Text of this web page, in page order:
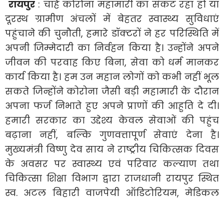
रायपुर: चाहे कोरोना महामारी का संकट रहा हो या
दूरस्थ ग्रामीण अंचलों में बेहतर स्वास्थ्य सुविधाएं
पहुंचाने की चुनौती, हमारे डॉक्टरों ने हर परिस्थिति में
अपनी जिम्मेदारी का निर्वहन किया है। उन्होंने अपने
जीवन की परवाह किए बिना, सेवा को धर्म मानकर
कार्य किया है। हम उन महान लोगों को कभी नहीं भूल
सकते जिन्होंने कोरोना जैसी बड़ी महामारी के दौरान
अपना फर्ज निभाते हुए अपने प्राणों की आहुति दे दी।
हमारी सरकार का उद्देश्य केवल सेवाओं की पहुंच
बढ़ाना नहीं, बल्कि गुणवत्तापूर्ण सेवाएं देना है।
मुख्यमंत्री विष्णु देव साय ने राष्ट्रीय चिकित्सक दिवस
के अवसर पर स्वास्थ्य एवं परिवार कल्याण तथा
चिकित्सा शिक्षा विभाग द्वारा राजधानी रायपुर स्थित
स्व. अटल बिहारी वाजपेयी ऑडिटोरियम, मेडिकल